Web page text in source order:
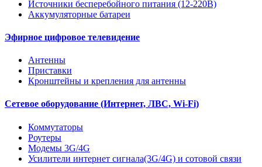
Источники бесперебойного питания (12-220В)
Аккумуляторные батареи
Эфирное цифровое телевидение
Антенны
Приставки
Кронштейны и крепления для антенны
Сетевое оборудование (Интернет, ЛВС, Wi-Fi)
Коммутаторы
Роутеры
Модемы 3G/4G
Усилители интернет сигнала(3G/4G) и сотовой связи